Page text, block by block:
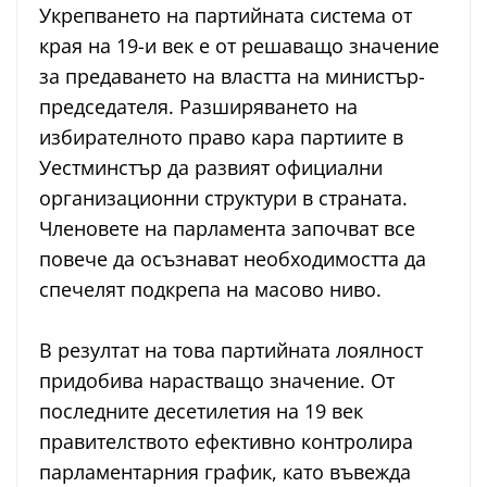
Укрепването на партийната система от
края на 19-и век е от решаващо значение
за предаването на властта на министър-
председателя. Разширяването на
избирателното право кара партиите в
Уестминстър да развият официални
организационни структури в страната.
Членовете на парламента започват все
повече да осъзнават необходимостта да
спечелят подкрепа на масово ниво.
В резултат на това партийната лоялност
придобива нарастващо значение. От
последните десетилетия на 19 век
правителството ефективно контролира
парламентарния график, като въвежда